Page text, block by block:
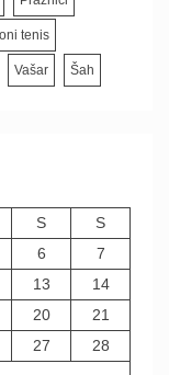
tenis
Vašar Šah
S
S
6
7
13
14
20
21
27
28